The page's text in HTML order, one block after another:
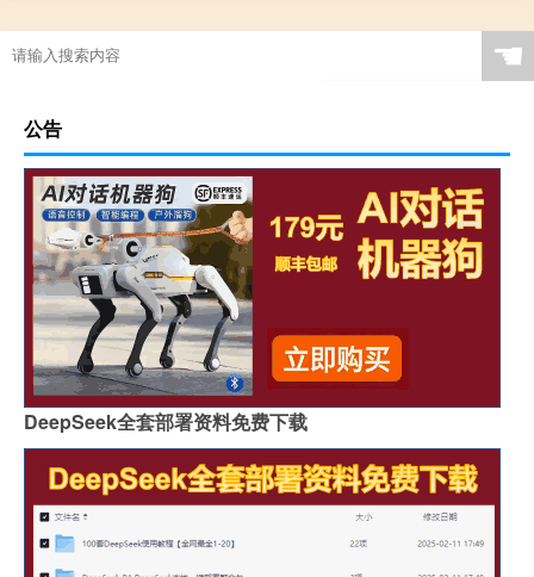
☚
公告
DeepSeek全套部署资料免费下载